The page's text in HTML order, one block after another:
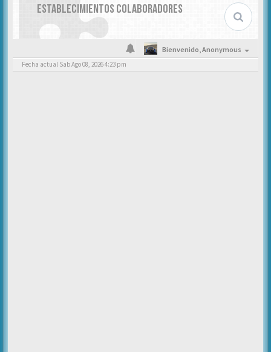
ESTABLECIMIENTOS COLABORADORES
Bienvenido,Anonymous
Fecha actual Sab Ago 08, 2026 4:23 pm